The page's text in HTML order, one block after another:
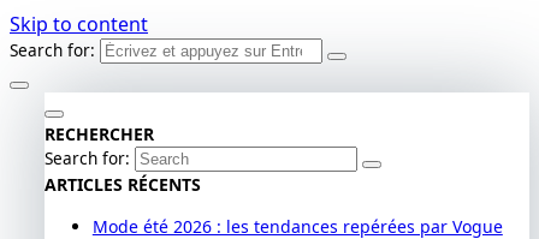
Skip to content
Search for:
RECHERCHER
Search for:
ARTICLES RÉCENTS
Mode été 2026 : les tendances repérées par Vogue